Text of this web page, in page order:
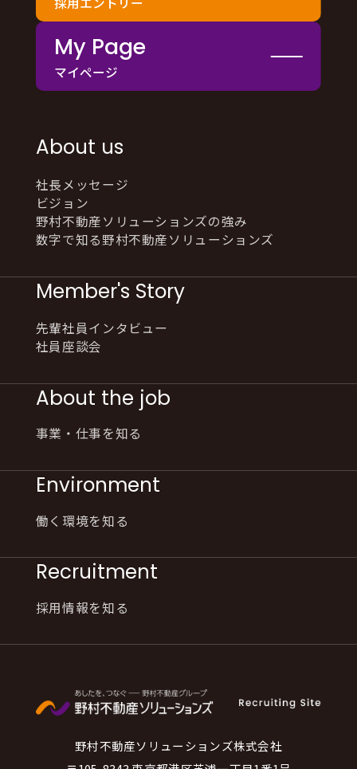
My Page
マイページ
野村不動産ソリューションズ株式会社
About us
社長メッセージ
ビジョン
野村不動産ソリューションズの強み
数字で知る野村不動産ソリューションズ
Member's Story
先輩社員インタビュー
社員座談会
About the job
事業・仕事を知る
Environment
働く環境を知る
Recruitment
採用情報を知る